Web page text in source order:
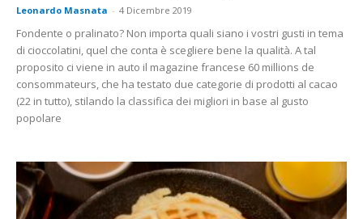
Leonardo Masnata - 4 Dicembre 2019
Fondente o pralinato? Non importa quali siano i vostri gusti in tema
di cioccolatini, quel che conta è scegliere bene la qualità. A tal
proposito ci viene in auto il magazine francese 60 millions de
consommateurs, che ha testato due categorie di prodotti al cacao
(22 in tutto), stilando la classifica dei migliori in base al gusto
popolare